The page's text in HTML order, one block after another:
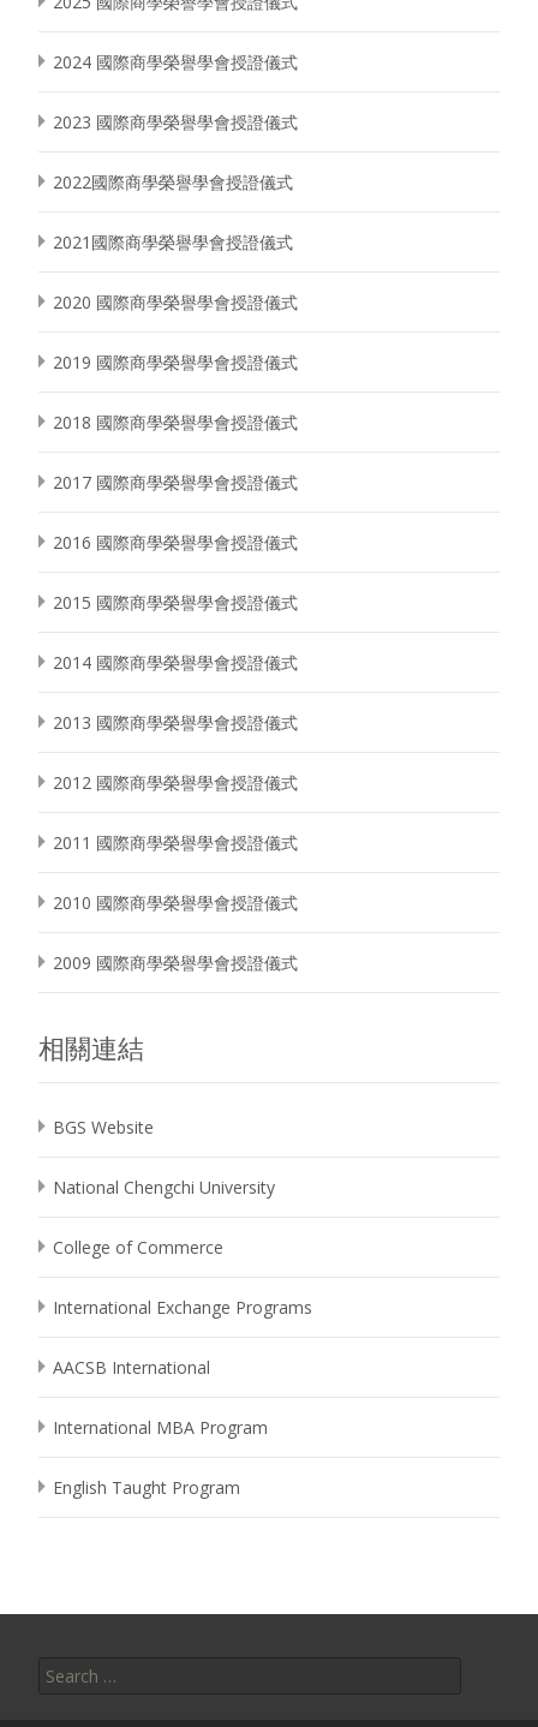
2024 國際商學榮譽學會授證儀式
2023 國際商學榮譽學會授證儀式
2022國際商學榮譽學會授證儀式
2021國際商學榮譽學會授證儀式
2020 國際商學榮譽學會授證儀式
2019 國際商學榮譽學會授證儀式
2018 國際商學榮譽學會授證儀式
2017 國際商學榮譽學會授證儀式
2016 國際商學榮譽學會授證儀式
2015 國際商學榮譽學會授證儀式
2014 國際商學榮譽學會授證儀式
2013 國際商學榮譽學會授證儀式
2012 國際商學榮譽學會授證儀式
2011 國際商學榮譽學會授證儀式
2010 國際商學榮譽學會授證儀式
2009 國際商學榮譽學會授證儀式
相關連結
BGS Website
National Chengchi University
College of Commerce
International Exchange Programs
AACSB International
International MBA Program
English Taught Program
for: